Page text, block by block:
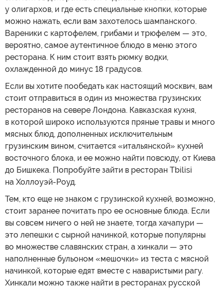
у олигархов, и где есть специальные кнопки, которые
можно нажать, если вам захотелось шампанского.
Вареники с картофелем, грибами и трюфелем — это,
вероятно, самое аутентичное блюдо в меню этого
ресторана. К ним стоит взять рюмку водки,
охлажденной до минус 18 градусов.
Если вы хотите пообедать как настоящий москвич, вам
стоит отправиться в один из множества грузинских
ресторанов на севере Лондона. Кавказская кухня,
в которой широко используются пряные травы и много
мясных блюд, дополненных исключительным
грузинским вином, считается «итальянской» кухней
восточного блока, и ее можно найти повсюду, от Киева
до Бишкека. Попробуйте зайти в ресторан Tbilisi
на Холлоуэй-Роуд.
Тем, кто еще не знаком с грузинской кухней, возможно,
стоит заранее почитать про ее основные блюда. Если
вы совсем ничего о ней не знаете, тогда хачапури —
это лепешки с сырной начинкой, которые популярны
во множестве славянских стран, а хинкали — это
наполненные бульоном «мешочки» из теста с мясной
начинкой, которые едят вместе с наваристыми рагу.
Хинкали можно также найти в ресторанах русской